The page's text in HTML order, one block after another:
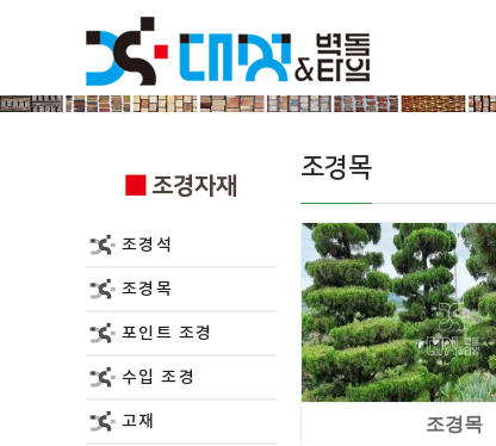
조경자재
조경석
조경목
포인트 조경
수입 조경
고재
조경목
조경목